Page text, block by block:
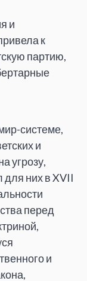
и
к
партию,
системе,
и
угрозу,
них в XVII
перед
и